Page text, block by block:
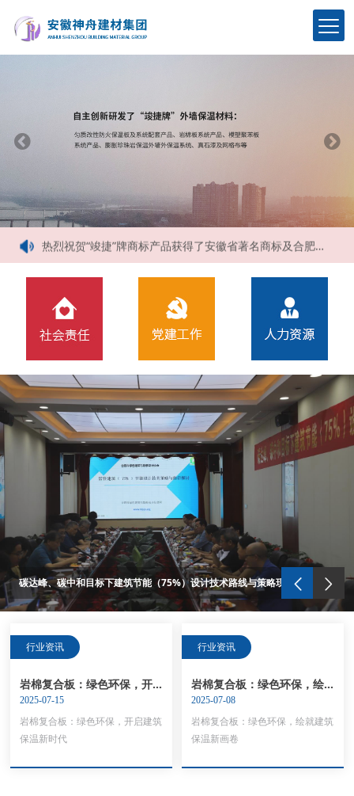
【喜报】热烈祝贺神舟建筑集团荣获2021年合肥市施工企业信用综合评定三项AAA信用等级
“竣捷”牌匀质改性防火保温板、耐碱玻璃纤维网格布、真石漆通过安徽省经济和信息化委员会的评审，荣获了安徽省新产品荣誉证书
热烈祝贺“竣捷”牌商标产品获得了安徽省著名商标及合肥市知名商标等荣誉称号
热烈祝贺“竣捷”牌保温材料荣获安徽名牌产品荣誉称号
安徽匀质防火保温板行业面临互联网将如何做更好
碳达峰、碳中和目标下建筑节能（75%）设计技术路线与策略现场座谈会走进合肥神舟建筑集团
热烈祝贺神舟集团生产的匀质改性防火保温板新配方产品试生产取得圆满成功
热烈祝贺“竣捷”牌产品通过合肥市十家主管部门的认定，成功列入《合肥市两创产品目录》
“竣捷”牌匀质改性防火保温板、耐碱玻璃纤维网格布、真石漆通过安徽省经济和信息化委员会的评审，荣获了安徽省新产品荣誉证书
热烈祝贺“竣捷”牌商标产品获得了安徽省著名商标及合肥市知名商标等荣誉称号
热烈祝贺“竣捷”牌保温材料荣获安徽名牌产品荣誉称号
安徽匀质防火保温板行业面临互联网将如何做更好
碳达峰、碳中和目标下建筑节能（75%）设计技术路线与策略现场座谈会走进合肥神舟建筑集团
行业资讯
岩棉复合板：绿色环保，开启建筑保温新时代
2025-07-15
岩棉复合板：绿色环保，开启建筑
保温新时代
行业资讯
岩棉复合板：绿色环保，绘就建筑保温新画卷
2025-07-08
岩棉复合板：绿色环保，绘就建筑
保温新画卷